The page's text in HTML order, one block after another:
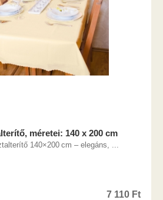
méretei: 140 x 200 cm
140×200 cm – elegáns, ...
7 110 Ft